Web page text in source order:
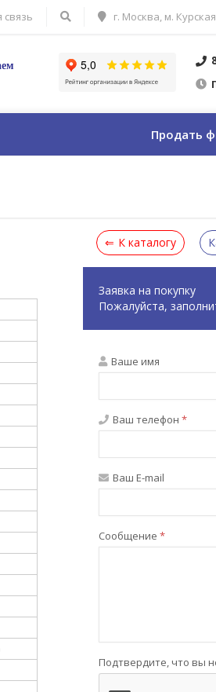
связь г. Москва, м.
Продать
К каталогу
Заявка на покупку
Пожалуйста,
Ваше имя
Ваш телефон *
Ваш E-mail
Сообщение *
Подтвердите, что вы